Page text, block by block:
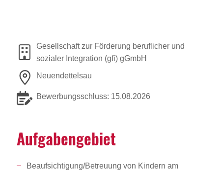
Gesellschaft zur Förderung beruflicher und
sozialer Integration (gfi) gGmbH
Neuendettelsau
Bewerbungsschluss: 15.08.2026
Aufga­ben­ge­biet
Beaufsichtigung/Betreuung von Kindern am